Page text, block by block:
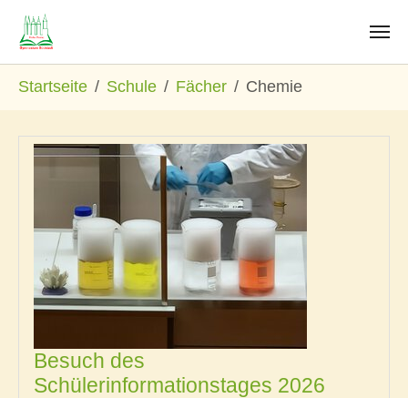
Startseite Schule Fächer Chemie
Besuch des
Schülerinformationstages 2026